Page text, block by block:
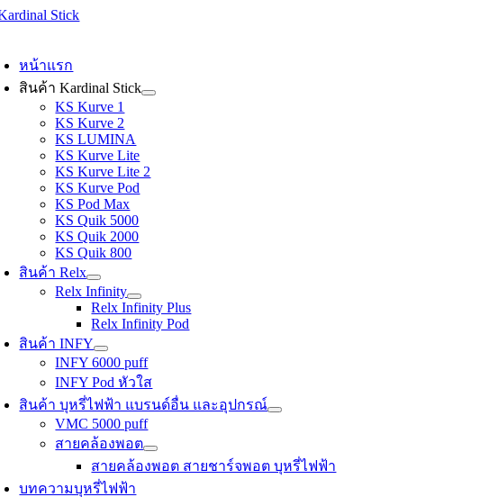
Skip
หน้าแรก
สินค้า Kardinal Stick
KS Kurve 1
KS Kurve 2
KS LUMINA
KS Kurve Lite
KS Kurve Lite 2
KS Kurve Pod
KS Pod Max
KS Quik 5000
KS Quik 2000
KS Quik 800
สินค้า Relx
Relx Infinity
Relx Infinity Plus
Relx Infinity Pod
สินค้า INFY
INFY 6000 puff
INFY Pod หัวใส
สินค้า บุหรี่ไฟฟ้า แบรนด์อื่น และอุปกรณ์
VMC 5000 puff
สายคล้องพอต
สายคล้องพอต สายชาร์จพอต บุหรี่ไฟฟ้า
บทความบุหรี่ไฟฟ้า